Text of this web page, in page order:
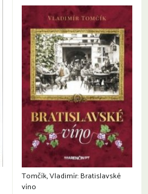
Tomčík, Vladimír: Bratislavské
víno